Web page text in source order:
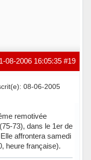
#19
08-2006 16:05:35
08-06-2005
remotivée
73), dans le 1er de
affrontera samedi
heure française).